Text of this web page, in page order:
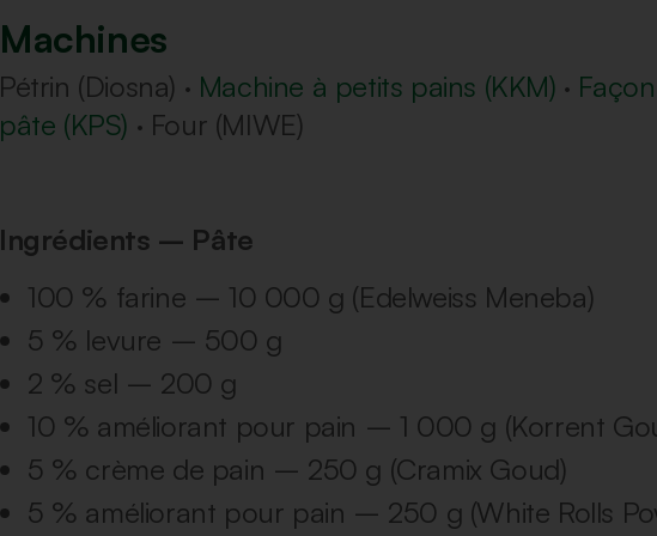
Machines
Pétrin (Diosna) · Machine à petits pains (KKM) ·
pâte (KPS) · Four (MIWE)
Ingrédients – Pâte
100 % farine – 10 000 g (Edelweiss Meneba)
5 % levure – 500 g
2 % sel – 200 g
10 % améliorant pour pain – 1 000 g (Korrent
5 % crème de pain – 250 g (Cramix Goud)
5 % améliorant pour pain – 250 g (White Rolls